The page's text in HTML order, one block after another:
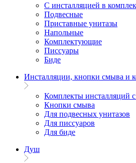
С инсталляцией в
Подвесные
Приставные унитазы
Напольные
Комплектующие
Писсуары
Биде
Инсталляции, кнопки смыва и
Комплекты инсталляций
Кнопки смыва
Для подвесных унитазов
Для писсуаров
Для биде
Душ